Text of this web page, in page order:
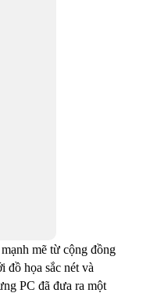
mẽ từ cộng đồng
đồ họa sắc nét và
PC đã đưa ra một